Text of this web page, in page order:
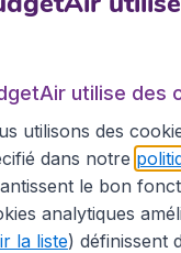
qui vous sont
vous
aériennes.
temps réel, de
aériennes
de
utilise des
utilisons des
dans notre
le bon
analytiques
la liste) définissent